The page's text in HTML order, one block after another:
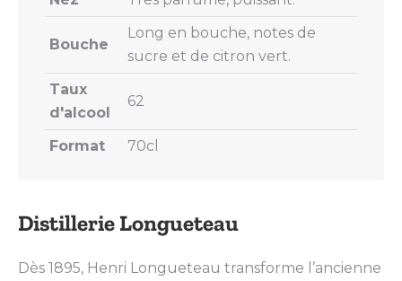
Distillerie Longueteau
Dès 1895, Henri Longueteau transforme l’ancienne
Bouche
Long en bouche, notes de
sucre et de citron vert.
Taux
d'alcool
62
Format 70cl